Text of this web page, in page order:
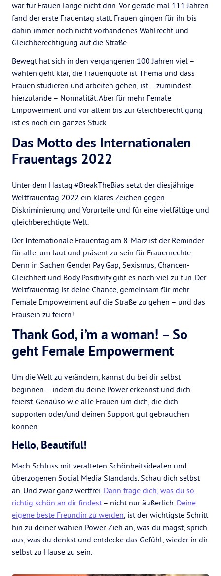
war für Frauen lange nicht drin. Vor gerade mal 111 Jahren
fand der erste Frauentag statt. Frauen gingen für ihr bis
dahin immer noch nicht vorhandenes Wahlrecht und
Gleichberechtigung auf die Straße.
Bewegt hat sich in den vergangenen 100 Jahren viel –
wählen geht klar, die Frauenquote ist Thema und dass
Frauen studieren und arbeiten gehen, ist – zumindest
hierzulande – Normalität. Aber für mehr Female
Empowerment und vor allem bis zur Gleichberechtigung
ist es noch ein ganzes Stück.
Das Motto des Internationalen
Frauentags 2022
Unter dem Hastag #BreakTheBias setzt der diesjährige
Weltfrauentag 2022 ein klares Zeichen gegen
Diskriminierung und Vorurteile und für eine vielfältige und
gleichberechtigte Welt.
Der Internationale Frauentag am 8. März ist der Reminder
für alle, um laut und präsent zu sein für Frauenrechte.
Denn in Sachen Gender Pay Gap, Sexismus, Chancen-
Gleichheit und Body Positivity gibt es noch viel zu tun. Der
Weltfrauentag ist deine Chance, gemeinsam für mehr
Female Empowerment auf die Straße zu gehen – und das
Frausein zu feiern!
Thank God, i’m a woman! – So
geht Female Empowerment
Um die Welt zu verändern, kannst du bei dir selbst
beginnen – indem du deine Power erkennst und dich
feierst. Genauso wie alle Frauen um dich, die dich
supporten oder/und deinen Support gut gebrauchen
können.
Hello, Beautiful!
Mach Schluss mit veralteten Schönheitsidealen und
überzogenen Social Media Standards. Schau dich selbst
an. Und zwar ganz wertfrei. Dann frage dich, was du so
richtig schön an dir findest – nicht nur äußerlich. Deine
eigene beste Freundin zu werden, ist der wichtigste Schritt
hin zu deiner wahren Power. Zieh an, was du magst, sprich
aus, was du denkst und entdecke das Gefühl, wieder in dir
selbst zu Hause zu sein.